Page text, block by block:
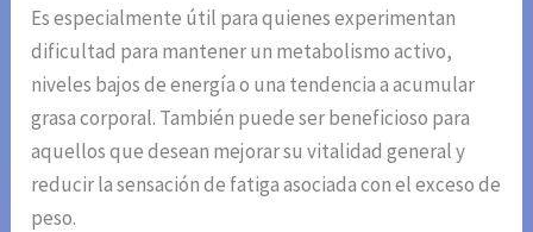
Es especialmente útil para quienes experimentan
dificultad para mantener un metabolismo activo,
niveles bajos de energía o una tendencia a acumular
grasa corporal. También puede ser beneficioso para
aquellos que desean mejorar su vitalidad general y
reducir la sensación de fatiga asociada con el exceso de
peso.